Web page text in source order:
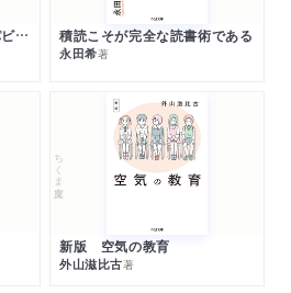
増補 ネガティヴ・ケイパビリティで生きる 積読こそが完全な読書術である
永田希著
ちくま文庫
新版 空気の教育
外山滋比古著